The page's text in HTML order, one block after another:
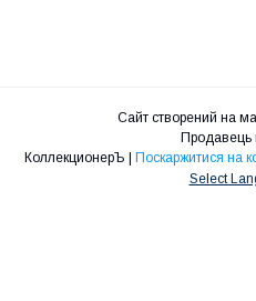
Сайт створений на
Продавець
Поскаржитися на
Select